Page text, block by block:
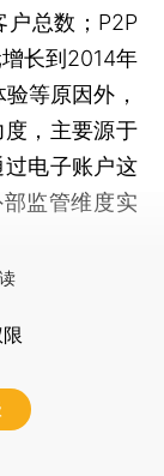
总数；P2P
长到2014年
等原因外，
，主要源于
电子账户这
监管维度实